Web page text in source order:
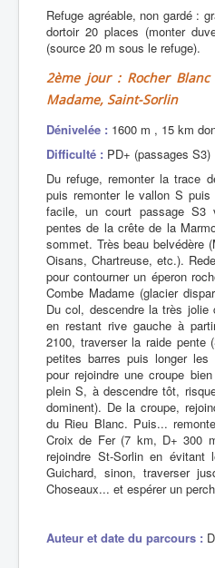
Refuge agréable, non gardé :
dortoir 20 places (monter
(source 20 m sous le refuge).
2ème jour : Rocher
Madame, Saint-Sorlin
Dénivelée : 1600 m , 15 km
Difficulté : PD+ (passages S3)
Du refuge, remonter la trace
puis remonter le vallon S
facile, un court passage S3
pentes de la crête de la
sommet. Très beau belvédère
Oisans, Chartreuse, etc.).
pour contourner un éperon
Combe Madame (glacier
Du col, descendre la très
en restant rive gauche à
2100, traverser la raide pente
petites barres puis longer
pour rejoindre une croupe
plein S, à descendre tôt,
dominent). De la croupe,
du Rieu Blanc. Puis...
Croix de Fer (7 km, D+ 300
rejoindre St-Sorlin en
Guichard, sinon, traverser
Choseaux... et espérer un
Auteur et date du parcours :